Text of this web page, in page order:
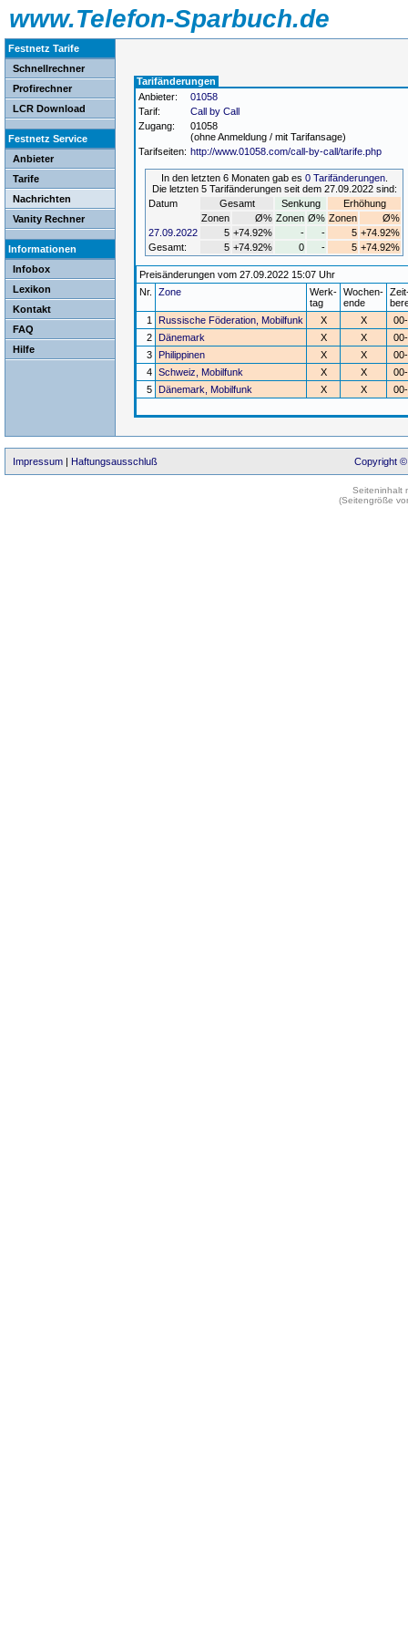
www.Telefon-Sparbuch.de
Festnetz Tarife
Schnellrechner
Profirechner
LCR Download
Festnetz Service
Anbieter
Tarife
Nachrichten
Vanity Rechner
Informationen
Infobox
Lexikon
Kontakt
FAQ
Hilfe
Tarifänderungen
Anbieter:
01058
Tarif:
Call by Call
Zugang:
01058
(ohne Anmeldung / mit Tarifansage)
Tarifseiten: http://www.01058.com/call-by-call/tarife.php
In den letzten 6 Monaten gab es 0 Tarifänderungen.
Die letzten 5 Tarifänderungen seit dem 27.09.2022 sind:
Datum
Gesamt Senkung
Erhöhung
Zonen
Ø% Zonen Ø% Zonen
Ø%
27.09.2022
5 +74.92% - - 5 +74.92%
Gesamt:
5 +74.92% 0 - 5 +74.92%
Preisänderungen vom 27.09.2022 15:07 Uhr
Nr.
Zone
Werk-
tag
Wochen-
ende
1
Russische Föderation, Mobilfunk X X
2 Dänemark X X
3 Philippinen X X
4 Schweiz, Mobilfunk X X
5 Dänemark, Mobilfunk X X
Impressum | Haftungsausschluß Copyright ©
Seiteninhalt
(Seitengröße